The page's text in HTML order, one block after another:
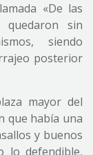
«De las
quedaron sin
siendo
posterior
mayor del
que había una
y buenos
lo defendible,